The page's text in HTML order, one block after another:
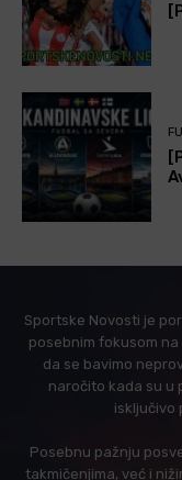
Sportske Novosti je
posebnim fokusom
da se bavimo
naročito kada su u
isključivo
Posebnu pažnju
takmičenjima, već i